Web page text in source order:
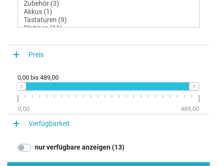
Preis
0,00 bis 489,00
0,00 489,00
Verfügbarkeit
nur verfügbare anzeigen (13)